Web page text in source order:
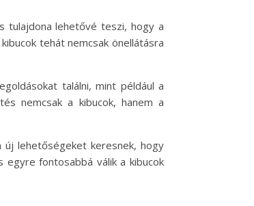
tulajdona lehetővé teszi, hogy a
tehát nemcsak önellátásra
találni, mint például a
nemcsak a kibucok, hanem a
új lehetőségeket keresnek, hogy
fontosabbá válik a kibucok